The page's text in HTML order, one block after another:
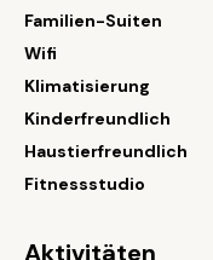
Familien-Suiten
Wifi
Klimatisierung
Kinderfreundlich
Haustierfreundlich
Fitnessstudio
Aktivitäten